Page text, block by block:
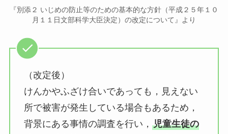
『別添２ いじめの防止等のための基本的な方針（平成２５年１０
月１１日文部科学大臣決定）の改定について』より
（改定後）
けんかやふざけ合いであっても，見えない
所で被害が発生している場合もあるため，
背景にある事情の調査を行い， 児童生徒の